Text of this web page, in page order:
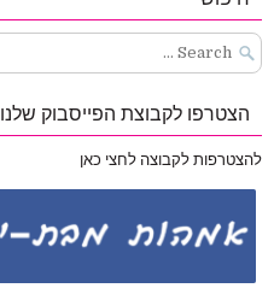
Search
for:
הצטרפו לקבוצת הפייסבוק שלנו
להצטרפות לקבוצה לחצי כאן